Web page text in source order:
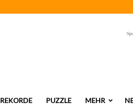
REKORDE PUZZLE MEHR